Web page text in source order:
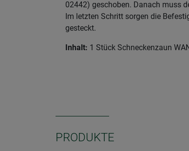
02442) geschoben. Danach muss
Im letzten Schritt sorgen die
gesteckt.
Inhalt: 1 Stück Schneckenzaun
PRODUKTE